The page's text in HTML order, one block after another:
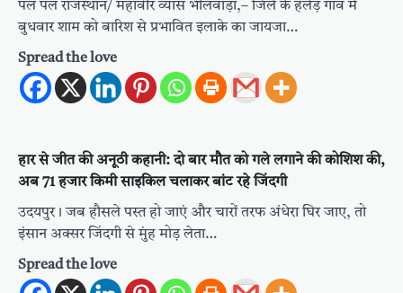
पल पल राजस्थान/ महावीर व्यास भीलवाड़ा,– जिले के हलेड़ गांव में
बुधवार शाम को बारिश से प्रभावित इलाके का जायजा…
Spread the love
हार से जीत की अनूठी कहानी: दो बार मौत को गले लगाने की कोशिश की,
अब 71 हजार किमी साइकिल चलाकर बांट रहे जिंदगी
उदयपुर। जब हौसले पस्त हो जाएं और चारों तरफ अंधेरा घिर जाए, तो
इंसान अक्सर जिंदगी से मुंह मोड़ लेता…
Spread the love